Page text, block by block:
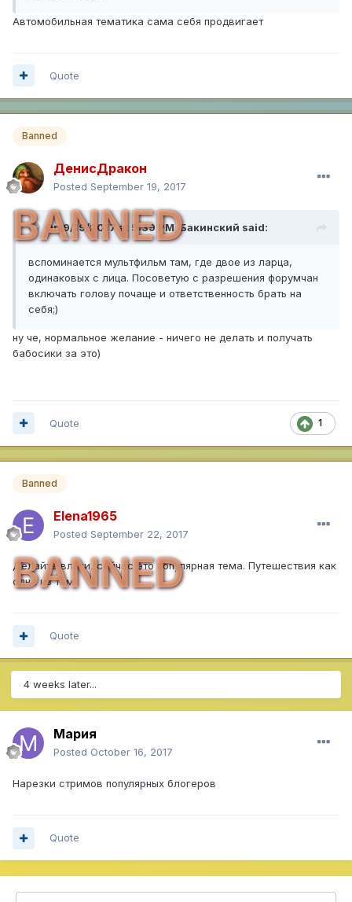
Автомобильная тематика сама себя продвигает
Quote
Banned
ДенисДракон
Posted September 19, 2017
BANNED
On 9/19/2017 at 5:39 PM, Бакинский said:
вспоминается мультфильм там, где двое из ларца,
одинаковых с лица. Посоветую с разрешения форумчан
включать голову почаще и ответственность брать на
себя;)
ну че, нормальное желание - ничего не делать и получать
бабосики за это)
1
Quote
Banned
Elena1965
Posted September 22, 2017
BANNED
Делайте влоги, сейчас это популярная тема. Путешествия как
одна из тем.
Quote
4 weeks later...
Мария
Posted October 16, 2017
Нарезки стримов популярных блогеров
Quote